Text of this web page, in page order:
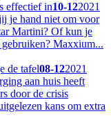
effectief in10-122021
je hand niet om voor
Martini? Of kun je
Maxxium...
de tafel08-122021
aan huis heeft
door de crisis
kans om extra